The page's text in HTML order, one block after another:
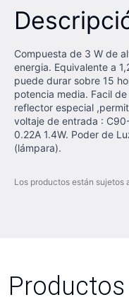
Compuesta de 3 W de
energia. Equivalente a
puede durar sobre 15
potencia media. Facil
reflector especial
voltaje de entrada :
0.22A 1.4W. Poder de
(lámpara).
Los productos están sujetos